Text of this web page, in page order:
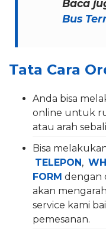
Baca
Bus
Tata Cara
Anda bisa
online untuk
atau arah
Bisa
TELEPON,
FORM dengan
akan
service kami
pemesanan.